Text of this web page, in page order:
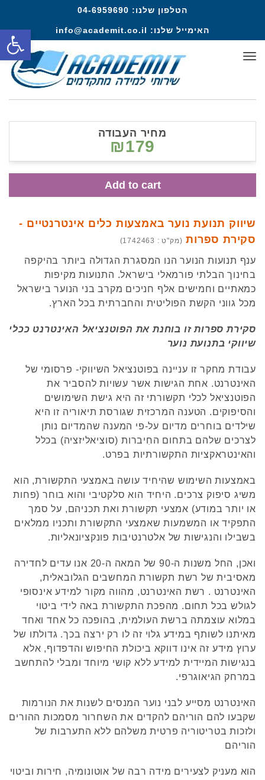
הטלפון שלנו: 04-6959690
האימייל שלנו: info@academit.co.il
תפריט
שיווק תנועת נוער באמצעות כלים אינטרנטיים -
סקירת ספרות (מק"ט : 1742463)
ענף תנועות הנוער הנו המסגרת הגדולה ביותר בהיקפה
בחינוך הבלתי פורמאלי בישראל. התנועות מקיפות
כמאתיים וחמישים אלף חניכים מקרב בני הנוער בישראל
מכל גווני הקשת הפוליטית והחברתית בכל הארץ.
סקירת ספרות זו בוחנת את הפוטנציאל האינטרנט ככלי
שיווקי בתנועת נוער
עבודת מחקר זו עניינה בפוטנציאל השיווקי- פרסומי של
האינטרנט. אחת הגישות אשר עשויות להסביר את
הפוטנציאל לכלי תקשורתי זה היא גישת השימושים
והסיפוקים. הטענה המרכזית שגורסת תיאוריה זו היא
שילדים בוחרים מדיום על-פי המענה שהמדיום נותן
לצרכים שלהם בתחום החִיברות (סוציאליזציה) בכלל
והאינטראקציות התקשורתיות בפרט.
באמצעות השימוש שהיחיד עושה באמצעי התקשורת, הוא
משיג סיפוק צרכים. היחיד הוא סלקטיבי והוא בוחר (פחות
או יותר במודע) אמצעי תקשורת ואת תכניהם, על סמך
התפקיד או המשמעות שאמצעי התקשורת ותכניו ממלאים
בשבילו והנגישות של אלטרנטיבות פונקציונאליות.
ואכן, החל משנות ה-90 של המאה ה-20 אנו עדים לחדירה
מאסיבית של רשת תקשורת המחשבים הגלובאלית,
האינטרנט . רשת האינטרנט, מהווה מקור למידע אינסופי
לגולש בכל תחום. מהפכת התקשורת באה לידי ביטוי
במלוא עוצמתה ברשת העולמית, בהופכה כל אחד ואחד
מאיתנו לשותף במידע גלוי זה לו רק ירצה בכך. גדולתו של
ערוץ מידע זה אינו דווקא ביכולת החיפוש והדפדוף, אלא
בנגישות המיידית למידע ללא קושי מיוחד ומבלי להתחשב
במרחק הגיאוגרפי.
האינטרנט מסייע לבני נוער המנסים לשנות את הנורמות
שקבעו להם הוריהם להקדים את השחרור מסמכות ההורים
ולזכות בטריטוריה פרטית משלהם ללא התערבות של
הוריהם
הוא מעניק לצעירים מידה רבה של אוטונומיה, חירות וביטוי
מחיר העבודה
₪179
Add to cart
פתח